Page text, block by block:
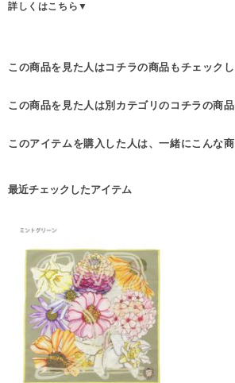
詳しくはこちら▼
この商品を見た人はコチラの商品もチェック
この商品を見た人は別カテゴリのコチラの商
このアイテムを購入した人は、一緒にこんな
最近チェックしたアイテム